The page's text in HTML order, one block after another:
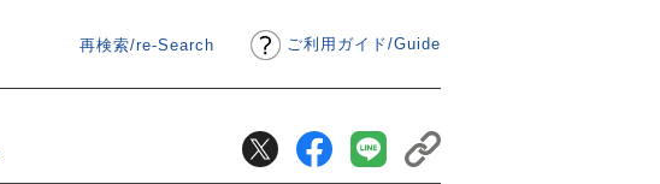
ご利用ガイド/Guide
再検索/re-Search